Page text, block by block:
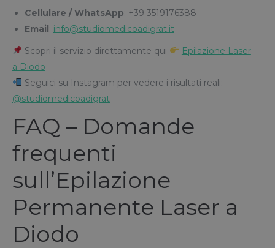
Cellulare / WhatsApp: +39 3519176388
Email: info@studiomedicoadigrat.it
Scopri il servizio direttamente qui
Epilazione Laser
a Diodo
Seguici su Instagram per vedere i risultati reali:
@studiomedicoadigrat
FAQ – Domande
frequenti
sull’Epilazione
Permanente Laser a
Diodo